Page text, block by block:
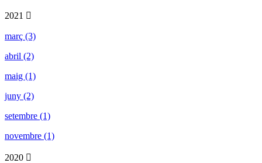
2021
març (3)
abril (2)
maig (1)
juny (2)
setembre (1)
novembre (1)
2020